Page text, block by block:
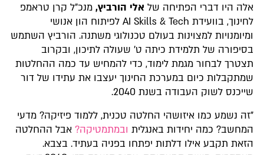
אלה היו דברי הפתיחה של אלי הורביץ,מנכ"ל קרן טראמפ
לחינוך, בוועידת AI Skills & Tech לפיתוח הון אנושי
ומיומנויות למצוינות בעולם טכנולוגי משתנה. הורביץ השתמש
בסיפורה של תלמידת כיתה ט' שעולה לתיכון, ובקרוב
תצטרך לבחור מגמת לימוד, כדי להמחיש עד כמה ההחלטות
שמתקבלות כיום במערכת החינוך יעצבו את עתידו של דור
שייכנס לשוק העבודה בשנת 2040.
"זה נשמע כמו איזושהי החלטה טכנית, ללמוד פיזיקה? מדעי
המחשב? כמה יחידות באנגלית ובמתמטיקה?אבל ההחלטה
הזאת תקבע אילו דלתות יפתחו בפניה בעתיד. בצבא.